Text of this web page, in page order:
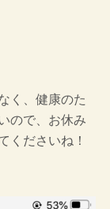
く、健康のた
ので、お休み
くださいね！